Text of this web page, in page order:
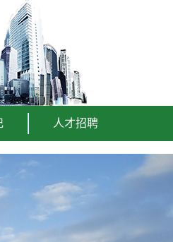
人才招聘